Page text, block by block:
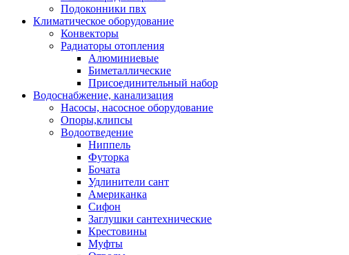
Подоконники пвх
Климатическое оборудование
Конвекторы
Радиаторы отопления
Алюминиевые
Биметаллические
Присоединительный набор
Водоснабжение, канализация
Насосы, насосное оборудование
Опоры,клипсы
Водоотведение
Ниппель
Футорка
Бочата
Удлинители сант
Американка
Сифон
Заглушки сантехнические
Крестовины
Муфты